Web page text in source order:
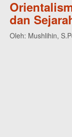
dan
Oleh: Mushlihin,